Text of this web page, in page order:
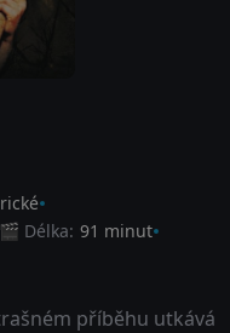
🎬 Délka: 91 minut
příběhu utkává